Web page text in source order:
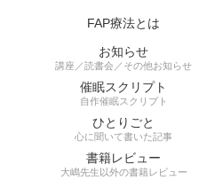
FAP療法とは
お知らせ
講座／読書会／その他お知らせ
催眠スクリプト
自作催眠スクリプト
ひとりごと
心に聞いて書いた記事
書籍レビュー
大嶋先生以外の書籍レビュー